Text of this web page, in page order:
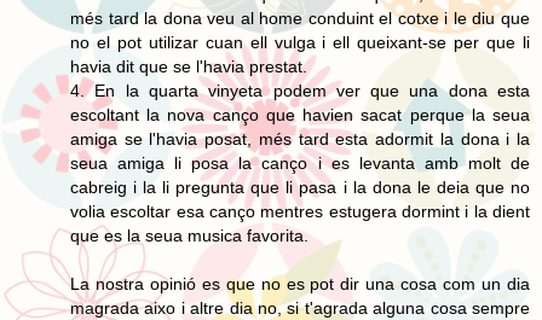
més tard la dona veu al home conduint el cotxe i le diu que
no el pot utilizar cuan ell vulga i ell queixant-se per que li
havia dit que se l'havia prestat.
4. En la quarta vinyeta podem ver que una dona esta
escoltant la nova canço que havien sacat perque la seua
amiga se l'havia posat, més tard esta adormit la dona i la
seua amiga li posa la canço i es levanta amb molt de
cabreig i la li pregunta que li pasa i la dona le deia que no
volia escoltar esa canço mentres estugera dormint i la dient
que es la seua musica favorita.
La nostra opinió es que no es pot dir una cosa com un dia
magrada aixo i altre dia no, si t'agrada alguna cosa sempre